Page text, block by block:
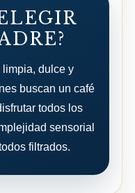
limpia, dulce y
buscan un café
todos los
sensorial
filtrados.